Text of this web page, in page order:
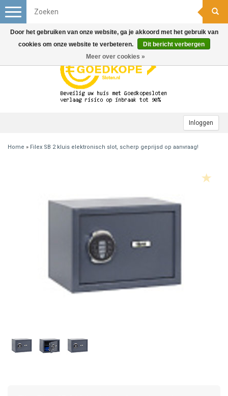
Inloggen
Toggle
navigation
Home » Filex SB 2 kluis elektronisch slot, scherp geprijsd op aanvraag!
Door het gebruiken van onze website, ga je akkoord met het gebruik van
cookies om onze website te verbeteren.
Dit bericht verbergen
Meer over cookies »